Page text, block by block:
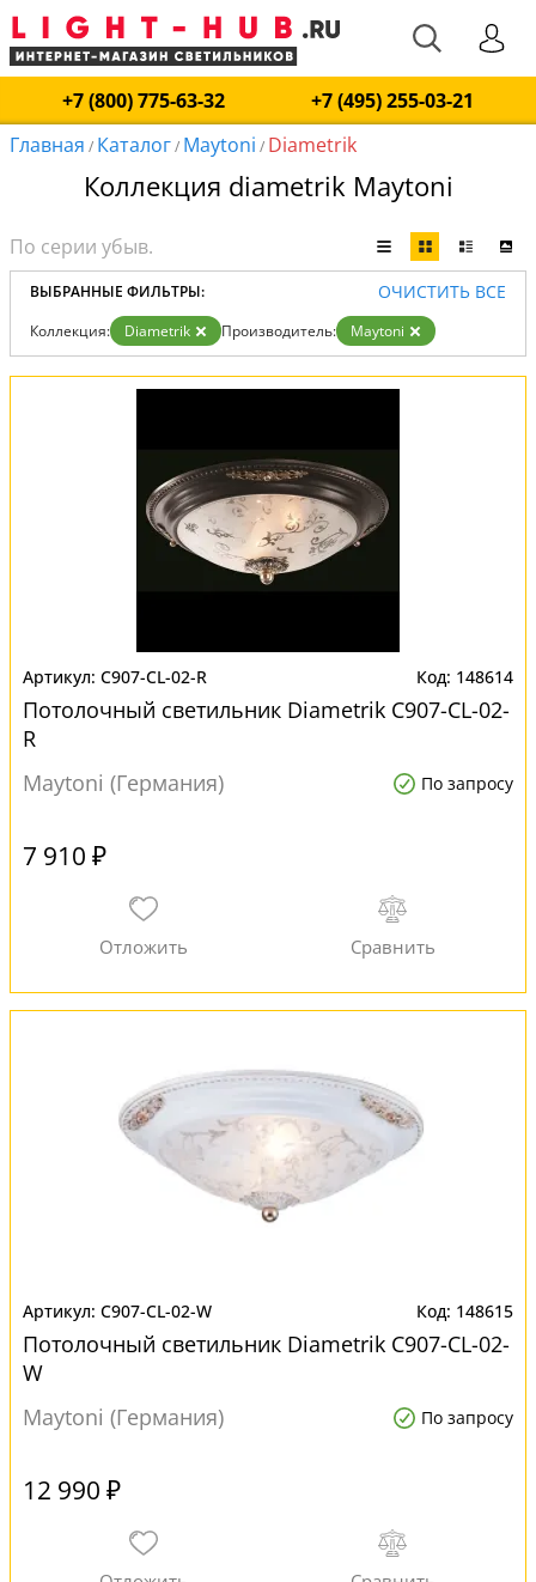
+7 (800) 775-63-32
+7 (495) 255-03-21
Главная / Каталог/ Maytoni / Diametrik
Коллекция diametrik Maytoni
ВЫБРАННЫЕ ФИЛЬТРЫ: ОЧИСТИТЬ ВСЕ
Коллекция: Diametrik Производитель: Maytoni
C907-CL-02-R 148614
Потолочный светильник Diametrik C907-CL-02-
R
Maytoni (Германия)
По запросу
7 910 ₽
C907-CL-02-W 148615
Потолочный светильник Diametrik C907-CL-02-
W
Maytoni (Германия)
По запросу
12 990 ₽